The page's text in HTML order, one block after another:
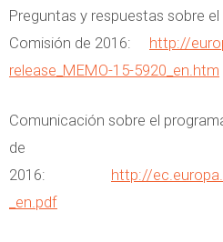
Preguntas y respuestas sobre
Comisión de 2016: http://
release_MEMO-15-5920_en.htm
Comunicación sobre el
de
2016: http://
_en.pdf